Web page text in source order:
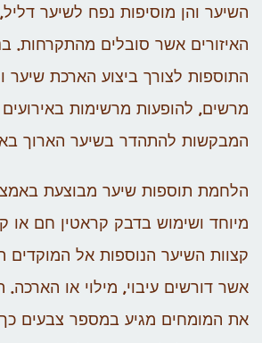
השיער והן מוסיפות נפח לשיער
האיזורים אשר סובלים מהתקרחות.
התוספות לצורך ביצוע הארכת שיער
מרשים, להופעות מרשימות באירועים
המבקשות להתהדר בשיער הארוך
הלחמת תוספות שיער מבוצעת
מיוחד ושימוש בדבק קראטין חם או
קצוות השיער הנוספות אל המוקדים
אשר דורשים עיבוי, מילוי או
את המומחים מגיע במספר צבעים כך